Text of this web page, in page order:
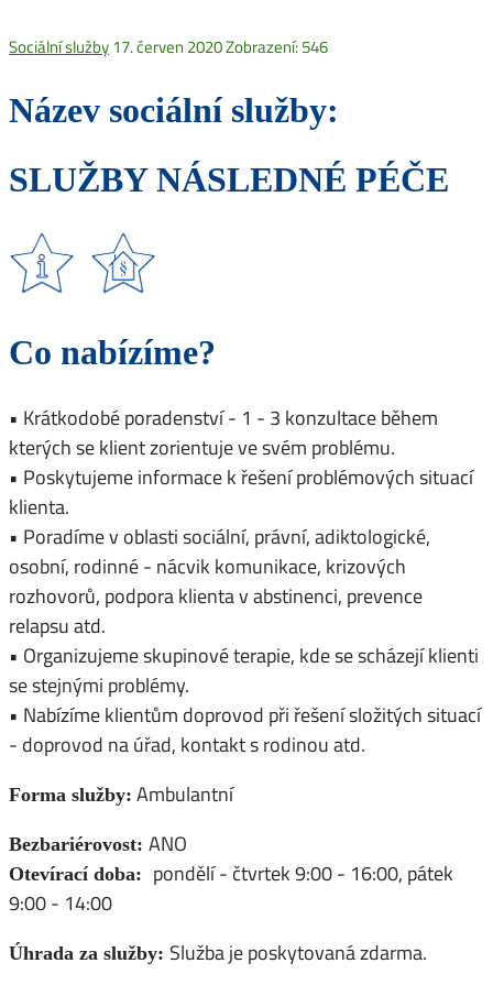
Sociální služby17. červen 2020Zobrazení: 546
Název sociální služby:
SLUŽBY NÁSLEDNÉ PÉČE
Co nabízíme?
• Krátkodobé poradenství - 1 - 3 konzultace během
kterých se klient zorientuje ve svém problému.
• Poskytujeme informace k řešení problémových situací
klienta.
• Poradíme v oblasti sociální, právní, adiktologické,
osobní, rodinné - nácvik komunikace, krizových
rozhovorů, podpora klienta v abstinenci, prevence
relapsu atd.
• Organizujeme skupinové terapie, kde se scházejí klienti
se stejnými problémy.
• Nabízíme klientům doprovod při řešení složitých situací
- doprovod na úřad, kontakt s rodinou atd.
Forma služby: Ambulantní
Bezbariérovost: ANO
Otevírací doba: pondělí - čtvrtek 9:00 - 16:00, pátek
9:00 - 14:00
Úhrada za služby: Služba je poskytovaná zdarma.